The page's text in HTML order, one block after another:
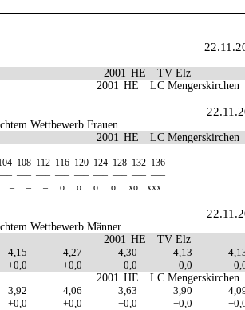
2001 HE
TV Elz
2001 HE LC Mengerskirchen
Wettbewerb Frauen
2001 HE LC Mengerskirchen
108 112 116 120 124 128 132 136
—– —– —– —– —– —– —– —–
– – – o o o o xo xxx
Wettbewerb Männer
2001 HE
TV Elz
4,15 4,27 4,30 4,13
+0,0 +0,0 +0,0 +0,0
2001 HE
LC Mengerskirchen
3,92 4,06 3,63 3,90
+0,0 +0,0 +0,0 +0,0